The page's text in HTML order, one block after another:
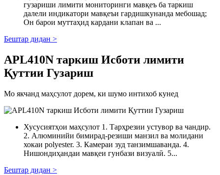
гузариши лимити мониторинги мавқеъ ба таркиш
далели индикатори мавқеъи гардишкунанда мебошад;
Он барои муттаҳид кардани клапан ва ...
Бештар дидан >
APL410N таркиш Исботи лимити
Қуттии Гузариш
Мо якчанд маҳсулот дорем, ки шумо интихоб кунед
Хусусиятҳои маҳсулот 1. Тарҳрезии устувор ва чандир.
2. Алюминийи бимирад-резиши манзил ва молидани
хокаи polyester. 3. Камераи зуд танзимшаванда. 4.
Нишондиҳандаи мавқеи гунбази визуалӣ. 5...
Бештар дидан >